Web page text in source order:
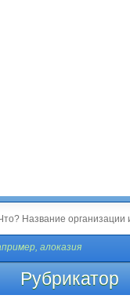
алоказия
Рубрикатор